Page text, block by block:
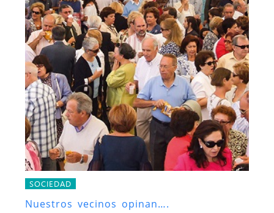
SOCIEDAD
Nuestros vecinos opinan….